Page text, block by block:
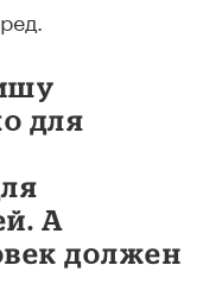
для
А
должен